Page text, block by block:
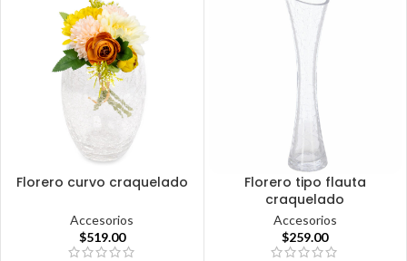
Florero curvo craquelado
Accesorios
$519.00
Florero tipo flauta
craquelado
Accesorios
$259.00